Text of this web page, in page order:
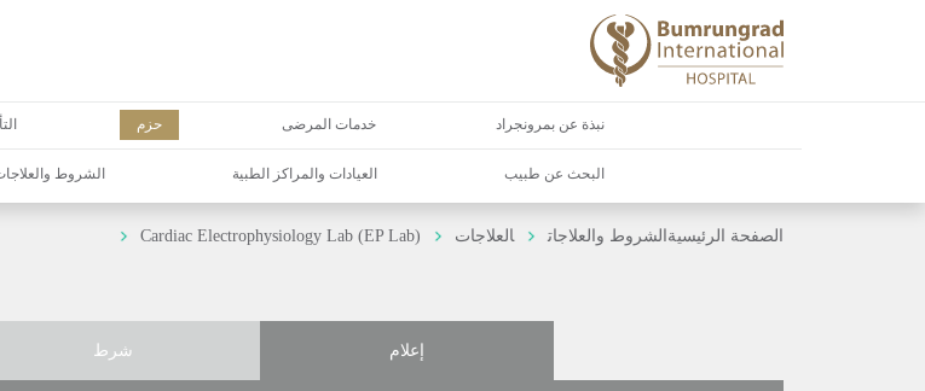
نبذة عن بمرونجراد خدمات المرضى حزم
البحث عن طبيب العيادات والمراكز الطبية الشروط
الصفحة الرئيسية الشروط والعلاجات العلاجات Cardiac Electrophysiology Lab (EP Lab)
إعلام شرط